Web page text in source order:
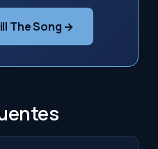
The Song →